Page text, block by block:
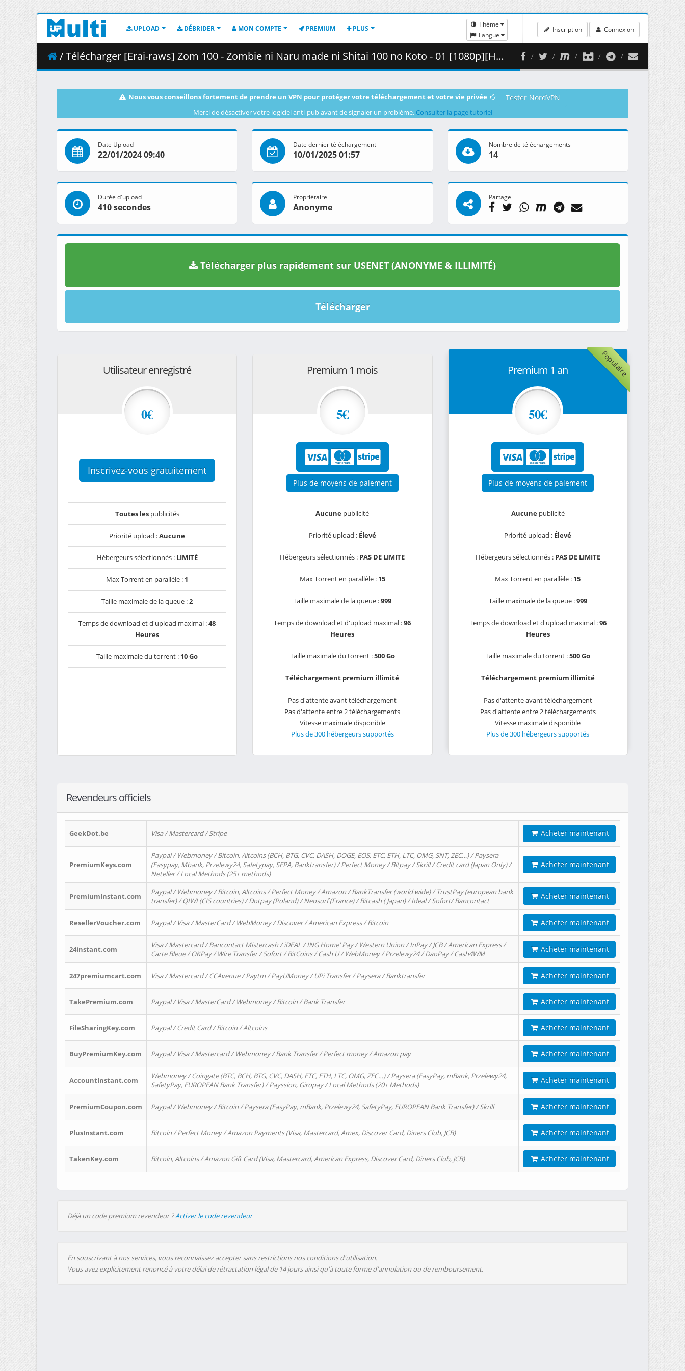
UPLOAD DÉBRIDER MON COMPTE PREMIUM PLUS
Thème
Langue
Inscription Connexion
/ Télécharger [Erai-raws] Zom 100 - Zombie ni Naru made ni Shitai 100 no Koto - 01 [1080p][HEVC][54086805].mkv.002 ( 335.66 MB )
Nous vous conseillons fortement de prendre un VPN pour protéger votre téléchargement et votre vie privée Tester NordVPN
Merci de désactiver votre logiciel anti-pub avant de signaler un problème. Consulter la page tutoriel
Date Upload
22/01/2024 09:40
Date dernier téléchargement
10/01/2025 01:57
Nombre de téléchargements
14
Durée d'upload
410 secondes
Propriétaire
Anonyme
Partage
Télécharger plus rapidement sur USENET (ANONYME & ILLIMITÉ)
Télécharger
Utilisateur enregistré
0€
Inscrivez-vous gratuitement
Toutes lespublicités
Priorité upload :Aucune
Hébergeurs sélectionnés : LIMITÉ
Max Torrent en parallèle : 1
Taille maximale de la queue :2
Temps de download et d'upload maximal :48
Heures
Taille maximale du torrent : 10 Go
Premium 1 mois
5€
Plus de moyens de paiement
Aucune publicité
Priorité upload : Élevé
Hébergeurs sélectionnés : PAS DE LIMITE
Max Torrent en parallèle : 15
Taille maximale de la queue :999
Temps de download et d'upload maximal :96
Heures
Taille maximale du torrent :500 Go
Téléchargement premium illimité
Pas d'attente avant téléchargement
Pas d'attente entre 2 téléchargements
Vitesse maximale disponible
Plus de 300 hébergeurs supportés
Populaire
Premium 1 an
50€
Plus de moyens de paiement
Aucunepublicité
Priorité upload : Élevé
Hébergeurs sélectionnés : PAS DE LIMITE
Max Torrent en parallèle : 15
Taille maximale de la queue :999
Temps de download et d'upload maximal :96
Heures
Taille maximale du torrent :500 Go
Téléchargement premium illimité
Pas d'attente avant téléchargement
Pas d'attente entre 2 téléchargements
Vitesse maximale disponible
Plus de 300 hébergeurs supportés
Revendeurs officiels
GeekDot.be Visa / Mastercard / Stripe Acheter maintenant
PremiumKeys.com
Paypal / Webmoney / Bitcoin, Altcoins (BCH, BTG, CVC, DASH, DOGE, EOS, ETC, ETH, LTC, OMG, SNT, ZEC…) / Paysera
(Easypay, Mbank, Przelewy24, Safetypay, SEPA, Banktransfer) / Perfect Money / Bitpay / Skrill / Credit card (Japan Only) /
Neteller / Local Methods (25+ methods)
Acheter maintenant
PremiumInstant.com
Paypal / Webmoney / Bitcoin, Altcoins / Perfect Money / Amazon / BankTransfer (world wide) / TrustPay (european bank
transfer) / QIWI (CIS countries) / Dotpay (Poland) / Neosurf (France) / Bitcash ( Japan) / Ideal / Sofort/ Bancontact
Acheter maintenant
ResellerVoucher.com Paypal / Visa / MasterCard / WebMoney / Discover / American Express / Bitcoin Acheter maintenant
24instant.com
Visa / Mastercard / Bancontact Mistercash / iDEAL / ING Home' Pay / Western Union / InPay / JCB / American Express /
Carte Bleue / OKPay / Wire Transfer / Sofort / BitCoins / Cash U / WebMoney / Przelewy24 / DaoPay / Cash4WM
Acheter maintenant
247premiumcart.com Visa / Mastercard / CCAvenue / Paytm / PayUMoney / UPi Transfer / Paysera / Banktransfer Acheter maintenant
TakePremium.com Paypal / Visa / MasterCard / Webmoney / Bitcoin / Bank Transfer Acheter maintenant
FileSharingKey.com Paypal / Credit Card / Bitcoin / Altcoins Acheter maintenant
BuyPremiumKey.com Paypal / Visa / Mastercard / Webmoney / Bank Transfer / Perfect money / Amazon pay Acheter maintenant
AccountInstant.com
Webmoney / Coingate (BTC, BCH, BTG, CVC, DASH, ETC, ETH, LTC, OMG, ZEC…) / Paysera (EasyPay, mBank, Przelewy24,
SafetyPay, EUROPEAN Bank Transfer) / Payssion, Giropay / Local Methods (20+ Methods)
Acheter maintenant
PremiumCoupon.com Paypal / Webmoney / Bitcoin / Paysera (EasyPay, mBank, Przelewy24, SafetyPay, EUROPEAN Bank Transfer) / Skrill Acheter maintenant
PlusInstant.com Bitcoin / Perfect Money / Amazon Payments (Visa, Mastercard, Amex, Discover Card, Diners Club, JCB) Acheter maintenant
TakenKey.com Bitcoin, Altcoins / Amazon Gift Card (Visa, Mastercard, American Express, Discover Card, Diners Club, JCB) Acheter maintenant
Déjà un code premium revendeur ?Activer le code revendeur
En souscrivant à nos services, vous reconnaissez accepter sans restrictions nos conditions d'utilisation.
Vous avez explicitement renoncé à votre délai de rétractation légal de 14 jours ainsi qu'à toute forme d'annulation ou de remboursement.